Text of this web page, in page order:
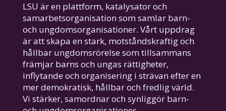
LSU är en plattform, katalysator och
samarbetsorganisation som samlar barn-
och ungdomsorganisationer. Vårt uppdrag
är att skapa en stark, motståndskraftig och
hållbar ungdomsrörelse som tillsammans
främjar barns och ungas rättigheter,
inflytande och organisering i strävan efter en
mer demokratisk, hållbar och fredlig värld.
Vi stärker, samordnar och synliggör barn-